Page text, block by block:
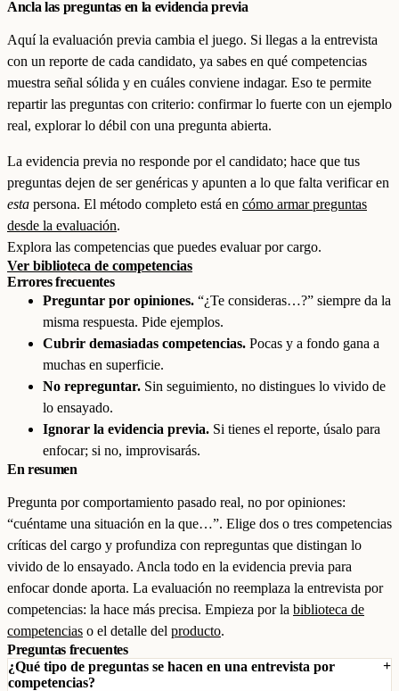
Ancla las preguntas en la evidencia previa
Aquí la evaluación previa cambia el juego. Si llegas a la entrevista
con un reporte de cada candidato, ya sabes en qué competencias
muestra señal sólida y en cuáles conviene indagar. Eso te permite
repartir las preguntas con criterio: confirmar lo fuerte con un ejemplo
real, explorar lo débil con una pregunta abierta.
La evidencia previa no responde por el candidato; hace que tus
preguntas dejen de ser genéricas y apunten a lo que falta verificar en
esta persona. El método completo está en cómo armar preguntas
desde la evaluación.
Explora las competencias que puedes evaluar por cargo.
Ver biblioteca de competencias
Errores frecuentes
Preguntar por opiniones. “¿Te consideras…?” siempre da la
misma respuesta. Pide ejemplos.
Cubrir demasiadas competencias. Pocas y a fondo gana a
muchas en superficie.
No repreguntar. Sin seguimiento, no distingues lo vivido de
lo ensayado.
Ignorar la evidencia previa. Si tienes el reporte, úsalo para
enfocar; si no, improvisarás.
En resumen
Pregunta por comportamiento pasado real, no por opiniones:
“cuéntame una situación en la que…”. Elige dos o tres competencias
críticas del cargo y profundiza con repreguntas que distingan lo
vivido de lo ensayado. Ancla todo en la evidencia previa para
enfocar donde aporta. La evaluación no reemplaza la entrevista por
competencias: la hace más precisa. Empieza por la biblioteca de
competencias o el detalle del producto.
Preguntas frecuentes
¿Qué tipo de preguntas se hacen en una entrevista por
competencias?